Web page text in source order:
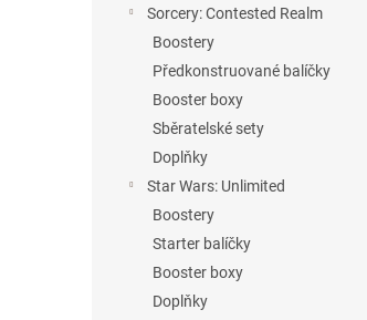
Sorcery: Contested Realm
Boostery
Předkonstruované balíčky
Booster boxy
Sběratelské sety
Doplňky
Star Wars: Unlimited
Boostery
Starter balíčky
Booster boxy
Doplňky